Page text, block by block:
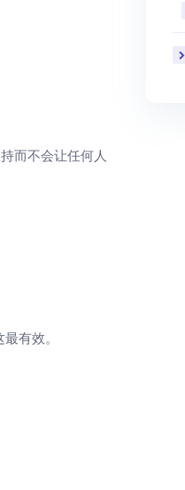
而不会让任何人
有效。